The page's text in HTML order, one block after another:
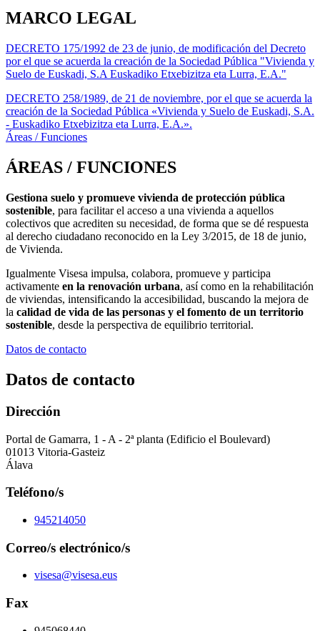
MARCO LEGAL
DECRETO 175/1992 de 23 de junio, de modificación del Decreto
por el que se acuerda la creación de la Sociedad Pública "Vivienda y
Suelo de Euskadi, S.A Euskadiko Etxebizitza eta Lurra, E.A."
DECRETO 258/1989, de 21 de noviembre, por el que se acuerda la
creación de la Sociedad Pública «Vivienda y Suelo de Euskadi, S.A.
- Euskadiko Etxebizitza eta Lurra, E.A.».
Áreas / Funciones
ÁREAS / FUNCIONES
Gestiona suelo y promueve vivienda de protección pública
sostenible, para facilitar el acceso a una vivienda a aquellos
colectivos que acrediten su necesidad, de forma que se dé respuesta
al derecho ciudadano reconocido en la Ley 3/2015, de 18 de junio,
de Vivienda.
Igualmente Visesa impulsa, colabora, promueve y participa
activamente en la renovación urbana, así como en la rehabilitación
de viviendas, intensificando la accesibilidad, buscando la mejora de
la calidad de vida de las personas y el fomento de un territorio
sostenible, desde la perspectiva de equilibrio territorial.
Datos de contacto
Datos de contacto
Dirección
Portal de Gamarra, 1 - A - 2ª planta (Edificio el Boulevard)
01013 Vitoria-Gasteiz
Álava
Teléfono/s
945214050
Correo/s electrónico/s
visesa@visesa.eus
Fax